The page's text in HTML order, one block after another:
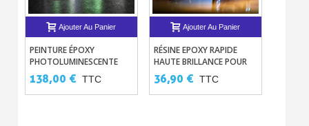
Ajouter Au Panier
PEINTURE ÉPOXY
PHOTOLUMINESCENTE
POUR SOLS – HAUTE
RÉSISTANCE TRAFIC
INTENSE
138,00 € TTC
Ajouter Au Panier
RÉSINE EPOXY RAPIDE
HAUTE BRILLANCE POUR
GLACIS GLOSS 2329 1.5KG
36,90 € TTC